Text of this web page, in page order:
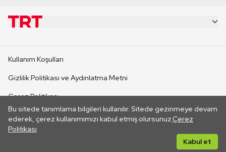
Bu sitede tanımlama bilgileri kullanılır. Sitede gezinmeye devam
ederek, çerez kullanımımızı kabul etmiş olursunuz.Çerez
Politikası
Kabul et
CANLI YAYINLAR
Kullanım Koşulları
Gizlilik Politikası ve Aydınlatma Metni
Çerez Politikası
İletişim
Her hakkı saklıdır. ©2026 TRT. Bağlantı yoluyla gidilen dış